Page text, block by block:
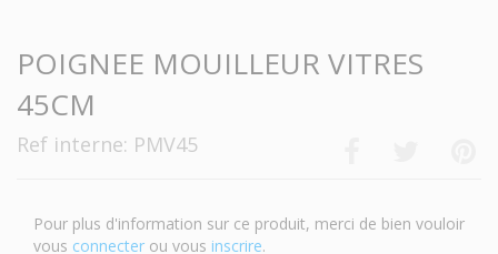
POIGNEE MOUILLEUR VITRES
45CM
Ref interne: PMV45
Pour plus d'information sur ce produit, merci de bien vouloir
vous connecter ou vous inscrire.